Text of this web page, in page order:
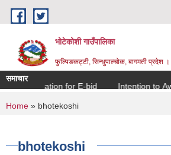
Skip to main content
भोटेकोशी गाउँपालिका
फुल्पिङकट्टी, सिन्धुपाल्चोक, बागमती प्रदेश ।
समाचार
Invitation for E-bid
Intention to Award
You are here
Home » bhotekoshi
bhotekoshi